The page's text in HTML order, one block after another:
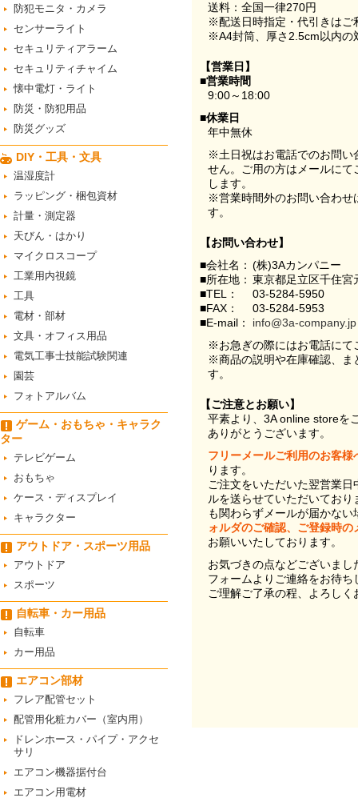
防犯モニタ・カメラ
センサーライト
セキュリティアラーム
セキュリティチャイム
懐中電灯・ライト
防災・防犯用品
防災グッズ
DIY・工具・文具
温湿度計
ラッピング・梱包資材
計量・測定器
天びん・はかり
マイクロスコープ
工業用内視鏡
工具
電材・部材
文具・オフィス用品
電気工事士技能試験関連
園芸
フォトアルバム
ゲーム・おもちゃ・キャラク
ター
テレビゲーム
おもちゃ
ケース・ディスプレイ
キャラクター
アウトドア・スポーツ用品
アウトドア
スポーツ
自転車・カー用品
自転車
カー用品
エアコン部材
フレア配管セット
配管用化粧カバー（室内用）
ドレンホース・パイプ・アクセ
サリ
エアコン機器据付台
エアコン用電材
送料：全国一律270円
※配送日時指定・代引きはご
※A4封筒、厚さ2.5cm以内の
【営業日】
■営業時間
9:00～18:00
■休業日
年中無休
※土日祝はお電話でのお問い
せん。ご用の方はメールに
します。
※営業時間外のお問い合わせ
す。
【お問い合わせ】
■会社名： (株)3Aカンパニー
■所在地： 東京都足立区千住
■TEL：
03-5284-5950
■FAX：
03-5284-5953
■E-mail：
info@3a-company.jp
※お急ぎの際にはお電話にて
※商品の説明や在庫確認、ま
す。
【ご注意とお願い】
平素より、3A online storeを
ありがとうございます。
フリーメールご利用のお客様
ります。
ご注文をいただいた翌営業
ルを送らせていただいてお
も関わらずメールが届かない
ォルダのご確認、ご登録時
お願いいたしております。
お気づきの点などございま
フォームよりご連絡をお待ち
ご理解ご了承の程、よろし